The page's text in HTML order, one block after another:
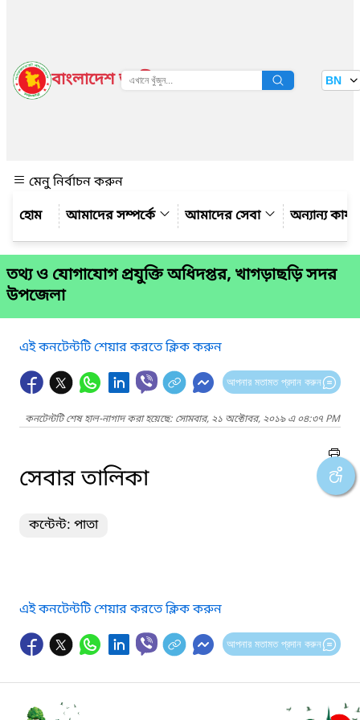
বাংলাদেশ জাতীয় তথ্য বাতায়ন BN
মেনু নির্বাচন করুন
আমাদের সম্পর্কে
আমাদের সেবা অন্যান্য
তথ্য ও যোগাযোগ প্রযুক্তি অধিদপ্তর, খাগড়াছড়ি সদর
উপজেলা
এই কনটেন্টটি শেয়ার করতে ক্লিক করুন
আপনার মতামত প্রদান করুন
কনটেন্টটি শেষ হাল-নাগাদ করা হয়েছে: সোমবার, ২১ অক্টোবর, ২০১৯ এ ০৪:৩৭ PM
সেবার তালিকা
কন্টেন্ট: পাতা
এই কনটেন্টটি শেয়ার করতে ক্লিক করুন
আপনার মতামত প্রদান করুন